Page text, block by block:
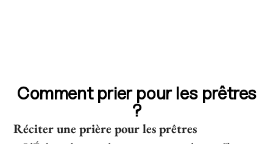
Comment prier pour les prêtres
?
Réciter une prière pour les prêtres